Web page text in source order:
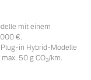
mit einem
€.
in Hybrid-Modelle
50 g CO2/km.